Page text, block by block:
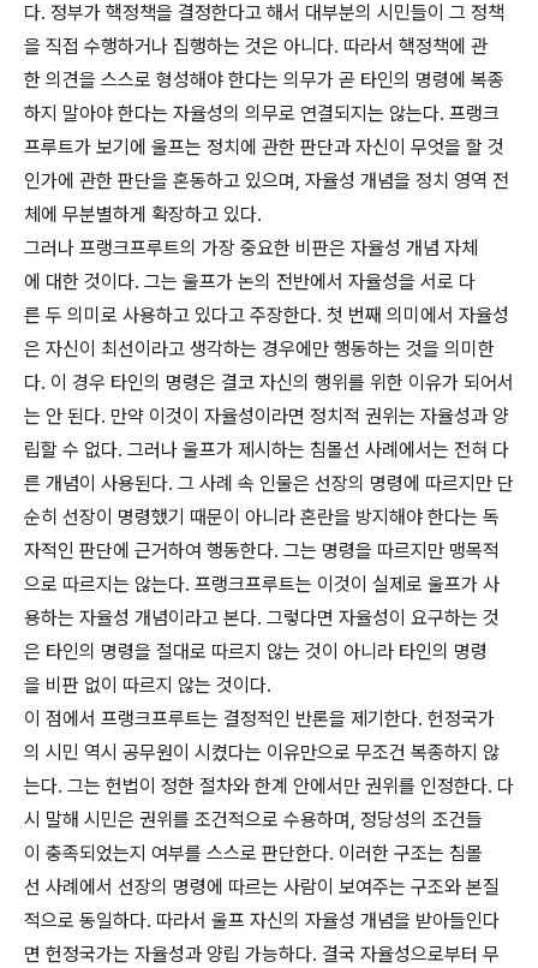
다. 정부가 핵정책을 결정한다고 해서 대부분의 시민들이 그 정책
을 직접 수행하거나 집행하는 것은 아니다. 따라서 핵정책에 관
한 의견을 스스로 형성해야 한다는 의무가 곧 타인의 명령에 복종
하지 말아야 한다는 자율성의 의무로 연결되지는 않는다. 프랭크
프루트가 보기에 울프는 정치에 관한 판단과 자신이 무엇을 할 것
인가에 관한 판단을 혼동하고 있으며, 자율성 개념을 정치 영역 전
체에 무분별하게 확장하고 있다.
그러나 프랭크프루트의 가장 중요한 비판은 자율성 개념 자체
에 대한 것이다. 그는 울프가 논의 전반에서 자율성을 서로 다
른 두 의미로 사용하고 있다고 주장한다. 첫 번째 의미에서 자율성
은 자신이 최선이라고 생각하는 경우에만 행동하는 것을 의미한
다. 이 경우 타인의 명령은 결코 자신의 행위를 위한 이유가 되어서
는 안 된다. 만약 이것이 자율성이라면 정치적 권위는 자율성과 양
립할 수 없다. 그러나 울프가 제시하는 침몰선 사례에서는 전혀 다
른 개념이 사용된다. 그 사례 속 인물은 선장의 명령에 따르지만 단
순히 선장이 명령했기 때문이 아니라 혼란을 방지해야 한다는 독
자적인 판단에 근거하여 행동한다. 그는 명령을 따르지만 맹목적
으로 따르지는 않는다. 프랭크프루트는 이것이 실제로 울프가 사
용하는 자율성 개념이라고 본다. 그렇다면 자율성이 요구하는 것
은 타인의 명령을 절대로 따르지 않는 것이 아니라 타인의 명령
을 비판 없이 따르지 않는 것이다.
이 점에서 프랭크프루트는 결정적인 반론을 제기한다. 헌정국가
의 시민 역시 공무원이 시켰다는 이유만으로 무조건 복종하지 않
는다. 그는 헌법이 정한 절차와 한계 안에서만 권위를 인정한다. 다
시 말해 시민은 권위를 조건적으로 수용하며, 정당성의 조건들
이 충족되었는지 여부를 스스로 판단한다. 이러한 구조는 침몰
선 사례에서 선장의 명령에 따르는 사람이 보여주는 구조와 본질
적으로 동일하다. 따라서 울프 자신의 자율성 개념을 받아들인다
면 헌정국가는 자율성과 양립 가능하다. 결국 자율성으로부터 무